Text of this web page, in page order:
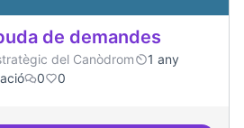
de demandes
del Canòdrom
1 any
0 0